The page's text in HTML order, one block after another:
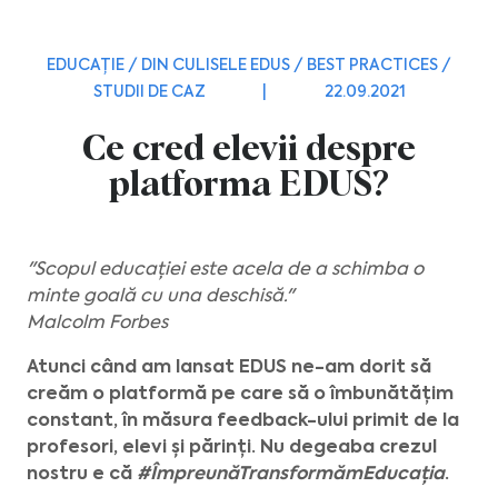
EDUCAȚIE / DIN CULISELE EDUS / BEST PRACTICES /
STUDII DE CAZ
22.09.2021
Ce cred elevii despre
platforma EDUS?
"Scopul educației este acela de a schimba o
minte goală cu una deschisă."
Malcolm Forbes
Atunci când am lansat EDUS ne-am dorit să
creăm o platformă pe care să o îmbunătățim
constant, în măsura feedback-ului primit de la
profesori, elevi și părinți. Nu degeaba crezul
nostru e că #ÎmpreunăTransformămEducația.